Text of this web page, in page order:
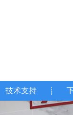
技术支持